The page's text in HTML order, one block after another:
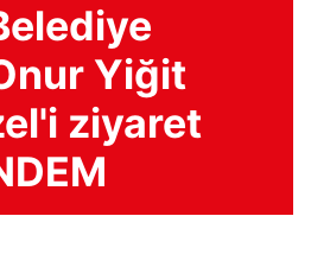
Yiğit
ziyaret